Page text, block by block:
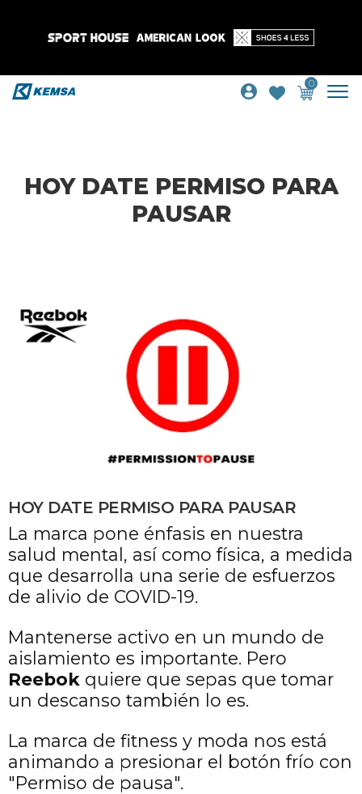
0
HOY DATE PERMISO PARA
PAUSAR
HOY DATE PERMISO PARA PAUSAR
La marca pone énfasis en nuestra
salud mental, así como física, a medida
que desarrolla una serie de esfuerzos
de alivio de COVID-19.
Mantenerse activo en un mundo de
aislamiento es importante. Pero
Reebok quiere que sepas que tomar
un descanso también lo es.
La marca de fitness y moda nos está
animando a presionar el botón frío con
"Permiso de pausa".